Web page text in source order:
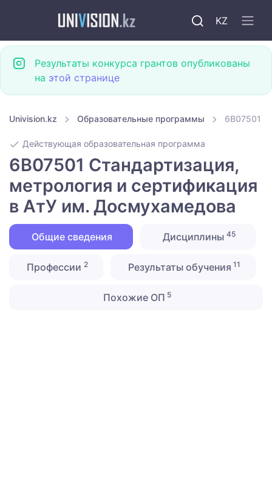
KZ
Результаты конкурса грантов опубликованы
на этой странице
Univision.kz Образовательные программы 6B07501
Действующая образовательная программа
6B07501 Стандартизация,
метрология и сертификация
в АтУ им. Досмухамедова
Общие сведения Дисциплины 45
Профессии 2 Результаты обучения 11
Похожие ОП 5